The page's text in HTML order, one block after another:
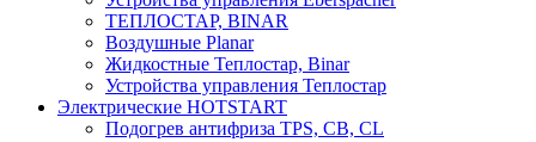
ТЕПЛОСТАР, BINAR
Воздушные Planar
Жидкостные Теплостар, Binar
Устройства управления Теплостар
Электрические HOTSTART
Подогрев антифриза TPS, CB, CL